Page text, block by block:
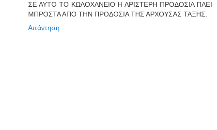
ΣΕ ΑΥΤΟ ΤΟ ΚΩΛΟΧΑΝΕΙΟ Η ΑΡΙΣΤΕΡΗ ΠΡΟΔΟΣΙΑ ΠΑΕΙ
ΜΠΡΟΣΤΑ ΑΠΟ ΤΗΝ ΠΡΟΔΟΣΙΑ ΤΗΣ ΑΡΧΟΥΣΑΣ ΤΑΞΗΣ.
Απάντηση